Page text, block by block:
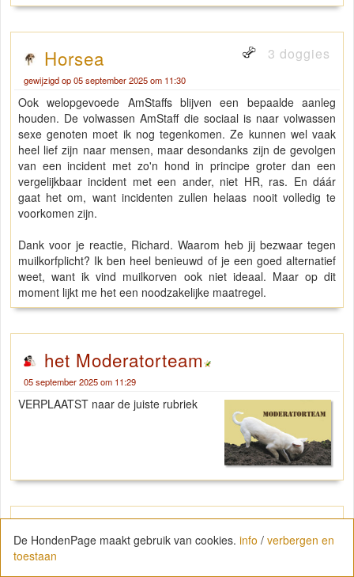
Horsea 3 doggies
gewijzigd op 05 september 2025 om 11:30
Ook welopgevoede AmStaffs blijven een bepaalde aanleg
houden. De volwassen AmStaff die sociaal is naar volwassen
sexe genoten moet ik nog tegenkomen. Ze kunnen wel vaak
heel lief zijn naar mensen, maar desondanks zijn de gevolgen
van een incident met zo'n hond in principe groter dan een
vergelijkbaar incident met een ander, niet HR, ras. En dáár
gaat het om, want incidenten zullen helaas nooit volledig te
voorkomen zijn.
Dank voor je reactie, Richard. Waarom heb jij bezwaar tegen
muilkorfplicht? Ik ben heel benieuwd of je een goed alternatief
weet, want ik vind muilkorven ook niet ideaal. Maar op dit
moment lijkt me het een noodzakelijke maatregel.
het Moderatorteam
05 september 2025 om 11:29
VERPLAATST naar de juiste rubriek
Richard (IDE)
05 september 2025 om 20:34
De HondenPage maakt gebruik van cookies. info / verbergen en
toestaan